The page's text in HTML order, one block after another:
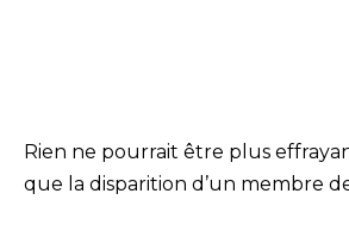
Rien ne pourrait être plus
que la disparition d’un membre